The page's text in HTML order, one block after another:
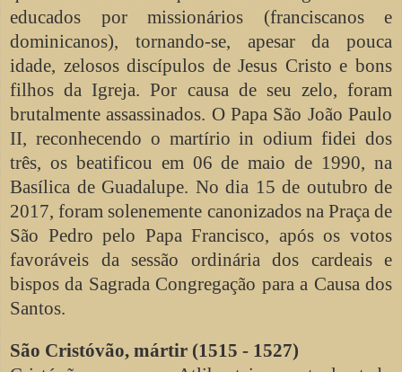
educados por missionários (franciscanos e
dominicanos), tornando-se, apesar da pouca
idade, zelosos discípulos de Jesus Cristo e bons
filhos da Igreja. Por causa de seu zelo, foram
brutalmente assassinados. O Papa São João Paulo
II, reconhecendo o martírio in odium fidei dos
três, os beatificou em 06 de maio de 1990, na
Basílica de Guadalupe. No dia 15 de outubro de
2017, foram solenemente canonizados na Praça de
São Pedro pelo Papa Francisco, após os votos
favoráveis da sessão ordinária dos cardeais e
bispos da Sagrada Congregação para a Causa dos
Santos.
São Cristóvão, mártir (1515 - 1527)